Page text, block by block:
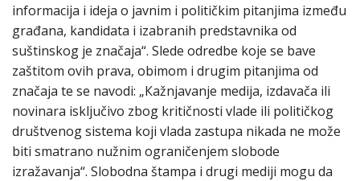
informacija i ideja o javnim i političkim pitanjima između
građana, kandidata i izabranih predstavnika od
suštinskog je značaja“. Slede odredbe koje se bave
zaštitom ovih prava, obimom i drugim pitanjima od
značaja te se navodi: „Кažnjavanje medija, izdavača ili
novinara isključivo zbog kritičnosti vlade ili političkog
društvenog sistema koji vlada zastupa nikada ne može
biti smatrano nužnim ograničenjem slobode
izražavanja“. Slobodna štampa i drugi mediji mogu da